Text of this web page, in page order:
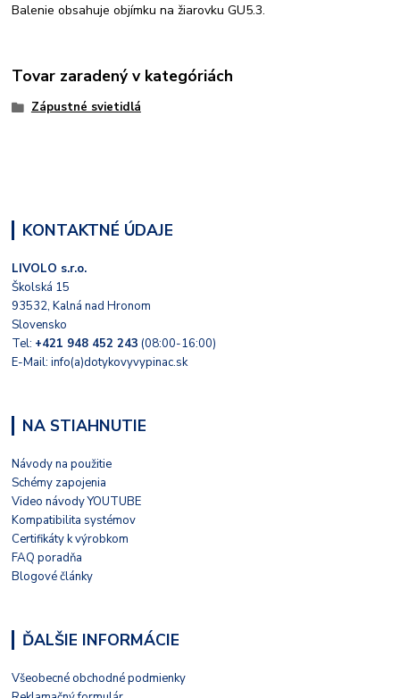
Balenie obsahuje objímku na žiarovku GU5.3.
Tovar zaradený v kategóriách
Zápustné svietidlá
KONTAKTNÉ ÚDAJE
LIVOLO s.r.o.
Školská 15
93532, Kalná nad Hronom
Slovensko
Tel: +421 948 452 243 (08:00-16:00)
E-Mail: info(a)dotykovyvypinac.sk
NA STIAHNUTIE
Návody na použitie
Schémy zapojenia
Video návody YOUTUBE
Kompatibilita systémov
Certifikáty k výrobkom
FAQ poradňa
Blogové články
ĎALŠIE INFORMÁCIE
Všeobecné obchodné podmienky